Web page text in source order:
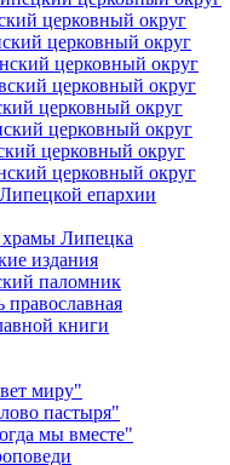
церковный округ
церковный округ
церковный округ
церковный округ
церковный округ
церковный округ
церковный округ
церковный округ
епархии
Липецка
издания
паломник
православная
книги
миру"
пастыря"
мы вместе"